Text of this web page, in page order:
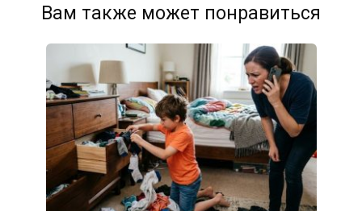
Вам также может понравиться